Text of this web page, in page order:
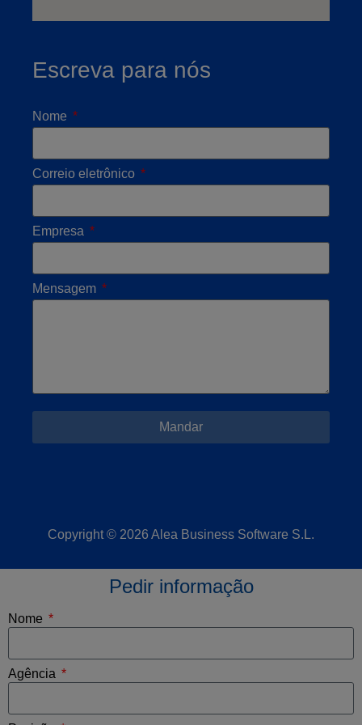
Escreva para nós
Nome
Correio eletrônico
Empresa
Mensagem
Mandar
Copyright © 2026 Alea Business Software S.L.
Pedir informação
Nome
Agência